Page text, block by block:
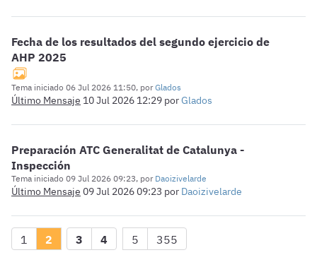
Fecha de los resultados del segundo ejercicio de
AHP 2025
Tema iniciado 06 Jul 2026 11:50, porGlados
Último Mensaje 10 Jul 2026 12:29 porGlados
Preparación ATC Generalitat de Catalunya -
Inspección
Tema iniciado 09 Jul 2026 09:23, por Daoizivelarde
Último Mensaje 09 Jul 2026 09:23 por Daoizivelarde
1 2 3 4 5 355